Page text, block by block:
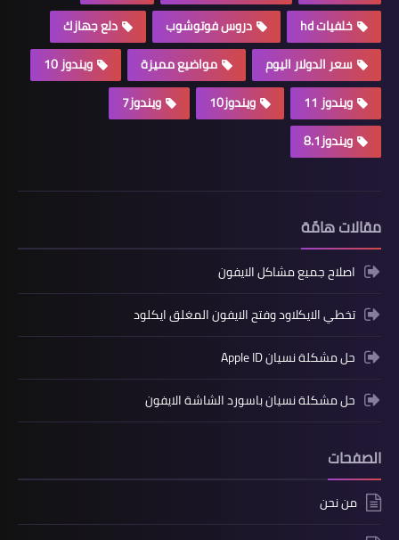
خلفيات hd
دروس فوتوشوب
دلع جهازك
سعر الدولار اليوم
مواضيع مميزة
ويندوز 10
ويندوز 11
ويندوز10
ويندوز7
ويندوز8.1
مقالات هامّة
اصلاح جميع مشاكل الايفون
تخطي الايكلاود وفتح الايفون المغلق ايكلود
حل مشكلة نسيان Apple ID
حل مشكلة نسيان باسورد الشاشة الايفون
الصفحات
من نحن